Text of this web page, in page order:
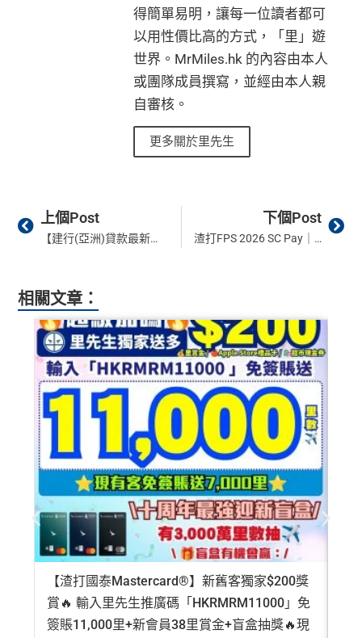
得簡單易明，讓每一位讀者都可
以用性價比高的方式，「里」遊
世界。MrMiles.hk 的內容由本人
或團隊成員撰寫，並經由本人親
自審核。
更多關於里先生
Prev
上個Post
【建行(亞洲)貸款最新優惠】經里先生申請批唔批都有額外$1,000獎賞！「好現金」私人分期貸款高達HK$10,500現金回贈！「低息清」結餘轉戶計劃高達HK$15,000現金回贈！
下個Post
渣打FPS 2026 SC Pay｜SCB信用卡轉數快現金套現$4萬Free Cash Flow無風險賺息
相關文章：
【渣打國泰Mastercard®】新舊客獨家$200獎
賞🔥 輸入里先生推廣碼「HKRMRM11000」免
簽賬11,000里+新會員38里賞金+盲盒抽獎🔥現